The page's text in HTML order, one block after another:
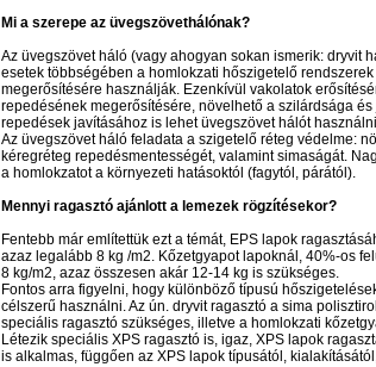
Mi a szerepe az üvegszövethálónak?
Az üvegszövet háló (vagy ahogyan sokan ismerik: dryvit
esetek többségében a homlokzati hőszigetelő
megerősítésére használják. Ezenkívül vakolatok
repedésének megerősítésére, növelhető a szilárdsága
repedések javításához is lehet üvegszövet hálót
Az üvegszövet háló feladata a szigetelő réteg védelme:
kéregréteg repedésmentességét, valamint simaságát.
a homlokzatot a környezeti hatásoktól (fagytól, párától).
Mennyi ragasztó ajánlott a lemezek rögzítésekor?
Fentebb már említettük ezt a témát, EPS lapok
azaz legalább 8 kg /m2. Kőzetgyapot lapoknál, 40%-os
8 kg/m2, azaz összesen akár 12-14 kg is szükséges.
Fontos arra figyelni, hogy különböző típusú
célszerű használni. Az ún. dryvit ragasztó a sima
speciális ragasztó szükséges, illetve a homlokzati
Létezik speciális XPS ragasztó is, igaz, XPS lapok
is alkalmas, függően az XPS lapok típusától,